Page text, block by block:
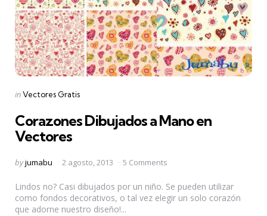
Categories
Posted
inVectores Gratis
Corazones Dibujados a Mano en
Vectores
Posted
byjumabu 2 agosto, 2013 5 Comments
Lindos no? Casi dibujados por un niño. Se pueden utilizar
como fondos decorativos, o tal vez elegir un solo corazón
que adorne nuestro diseño!...